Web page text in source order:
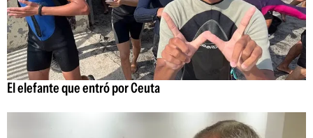
El elefante que entró por Ceuta